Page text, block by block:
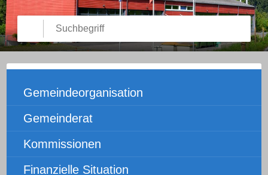
Suchbegriff
Suche starten
Unternavigation
Gemeindeorganisation
Gemeinderat
Kommissionen
Finanzielle Situation